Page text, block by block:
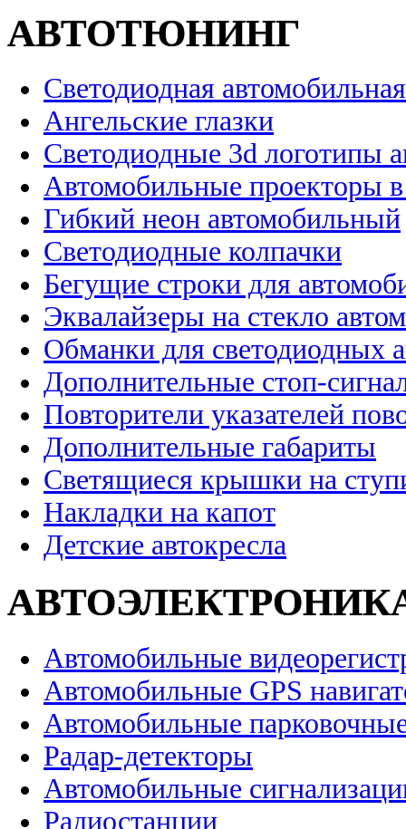
АВТОТЮНИНГ
Светодиодная
Ангельские глазки
Светодиодные 3d логотипы
Автомобильные проекторы
Гибкий неон автомобильный
Светодиодные колпачки
Бегущие строки для
Эквалайзеры на стекло
Обманки для светодиодных
Дополнительные стоп-
Повторители указателей
Дополнительные габариты
Светящиеся крышки на
Накладки на капот
Детские автокресла
Автомобильные
Автомобильные GPS
Автомобильные
Радар-детекторы
Автомобильные
Радиостанции